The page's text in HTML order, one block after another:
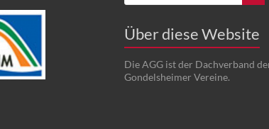
Über diese Website
Die AGG ist der Dachverband
Gondelsheimer Vereine.